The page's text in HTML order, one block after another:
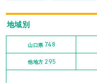
地域別
山口県 748
他地方 295